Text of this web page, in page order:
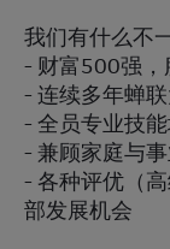
我们有什么不
- 财富500强，
- 连续多年蝉
- 全员专业技
- 兼顾家庭与
- 各种评优（
部发展机会